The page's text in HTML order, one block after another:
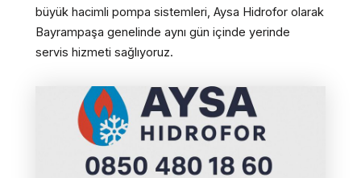
büyük hacimli pompa sistemleri, Aysa Hidrofor olarak
Bayrampaşa genelinde aynı gün içinde yerinde
servis hizmeti sağlıyoruz.